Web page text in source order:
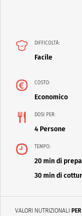
DIFFICOLTÀ:
Facile
COSTO:
Economico
DOSI PER:
4 Persone
TEMPO:
20 min di
30 min di
VALORI NUTRIZIONALI